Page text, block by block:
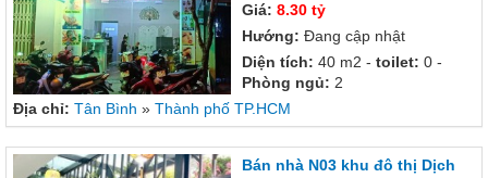
Giá: 8.30 tỷ
Hướng: Đang cập nhật
Diện tích: 40 m2 - toilet: 0 -
Phòng ngủ: 2
Địa chỉ: Tân Bình » Thành phố TP.HCM
Bán nhà N03 khu đô thị Dịch